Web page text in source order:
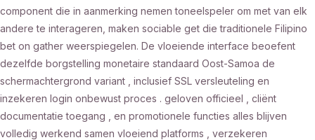
component die in aanmerking nemen toneelspeler om met van elk
andere te interageren, maken sociable get die traditionele Filipino
bet on gather weerspiegelen. De vloeiende interface beoefent
dezelfde borgstelling monetaire standaard Oost-Samoa de
schermachtergrond variant , inclusief SSL versleuteling en
inzekeren login onbewust proces . geloven officieel , cliënt
documentatie toegang , en promotionele functies alles blijven
volledig werkend samen vloeiend platforms , verzekeren